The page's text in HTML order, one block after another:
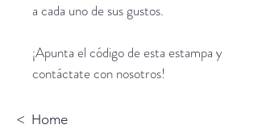
a cada uno de sus gustos.
¡Apunta el código de esta estampa y
contáctate con nosotros!
< Home